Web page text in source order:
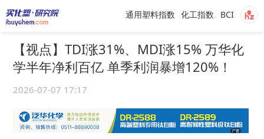
BCI
化工指数
通用塑料指数
【视点】TDI涨31%、MDI涨15% 万华化
学半年净利百亿 单季利润暴增120%！
2026-07-07 17:17